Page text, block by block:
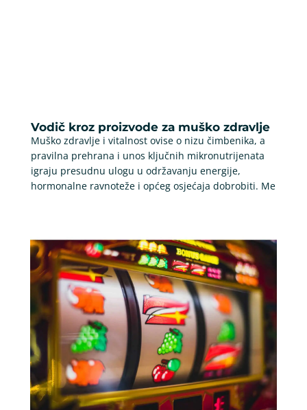
Vodič kroz proizvode za muško zdravlje
Muško zdravlje i vitalnost ovise o nizu čimbenika, a
pravilna prehrana i unos ključnih mikronutrijenata
igraju presudnu ulogu u održavanju energije,
hormonalne ravnoteže i općeg osjećaja dobrobiti. Me